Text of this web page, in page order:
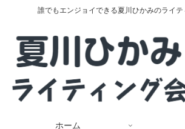
誰でもエンジョイできる夏川ひかみのライテ
ホーム